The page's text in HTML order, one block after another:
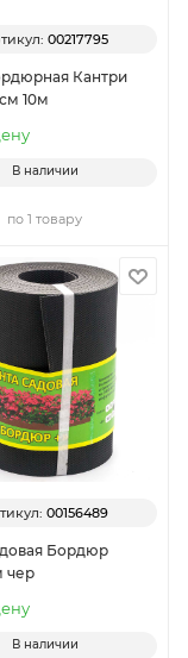
00217795
Кантри
10м
В наличии
по 1 товару
00156489
Бордюр
чер
В наличии